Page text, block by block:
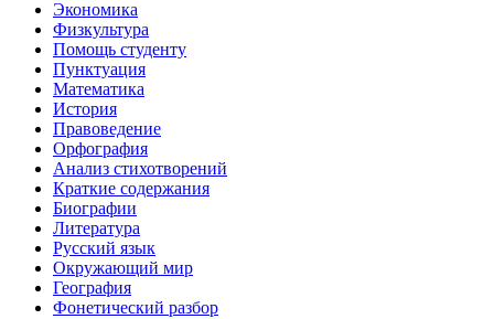
Экономика
Физкультура
Помощь студенту
Пунктуация
Математика
История
Правоведение
Орфография
Анализ стихотворений
Краткие содержания
Биографии
Литература
Русский язык
Окружающий мир
География
Фонетический разбор